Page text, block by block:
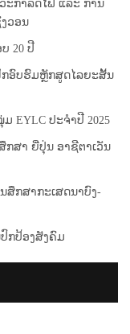
ກຳລົດໄຟ ແລະ ການ
ວອນ
20 ປີ
ອົບຮົມຫຼັກສູດໄລຍະສັ້ນ
EYLC ປະຈຳປີ 2025
ກສາ ຍີ່ປຸ່ນ ອາຊີຕາເວັນ
ສຶກສາກະເສດນາບົງ-
ກປ້ອງສັງຄົມ